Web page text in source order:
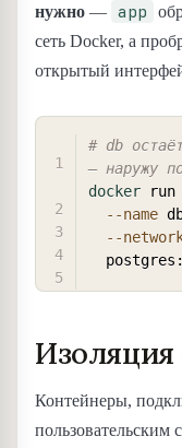
нужно — app
сеть Docker, а
открытый
# db
— наружу
docker run
--name
--
Изоляция
Контейнеры,
пользовательским